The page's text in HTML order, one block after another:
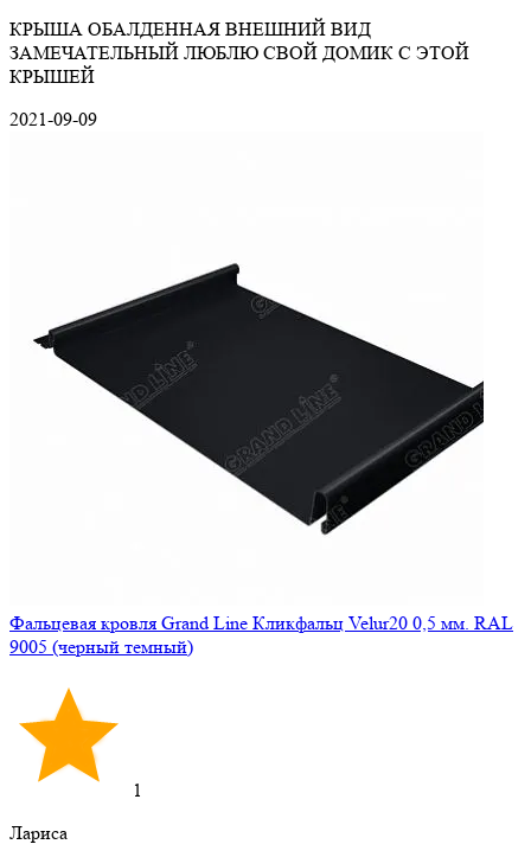
КРЫША ОБАЛДЕННАЯ ВНЕШНИЙ ВИД
ЗАМЕЧАТЕЛЬНЫЙ ЛЮБЛЮ СВОЙ ДОМИК С ЭТОЙ
КРЫШЕЙ
2021-09-09
Фальцевая кровля Grand Line Кликфальц Velur20 0,5 мм. RAL
9005 (черный темный)
1
Лариса